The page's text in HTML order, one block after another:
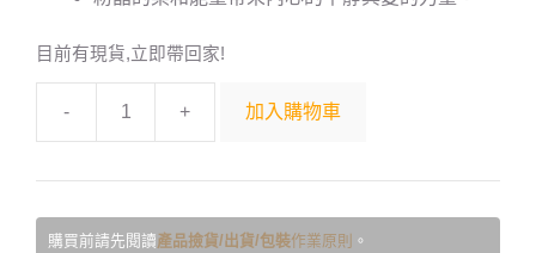
目前有現貨,立即帶回家!
- + 加入購物車
購買前請先閱讀產品撿貨/出貨/包裝作業原則 。